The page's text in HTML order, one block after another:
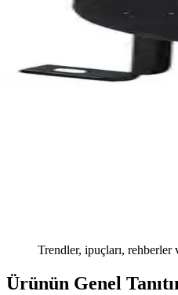
Trendler, ipuçları,
Ürünün Genel